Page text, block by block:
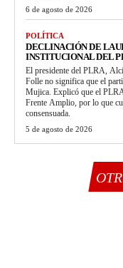
6 de agosto de 2026
POLÍTICA
DECLINACIÓN DE
INSTITUCIONAL DEL
El presidente del PLRA,
Folle no significa que el
Mujica. Explicó que el
Frente Amplio, por lo que
consensuada.
5 de agosto de 2026